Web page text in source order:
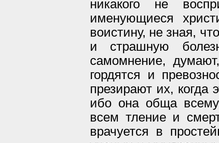
никакого не
именующиеся
воистину, не зная,
и страшную
самомнение,
гордятся и
презирают их, когда
ибо она обща
всем тление и
врачуется в